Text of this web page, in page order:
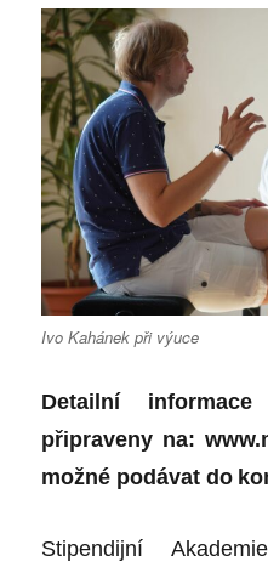
Ivo Kahánek při výuce
Detailní
připraveny na:
možné podávat do
Stipendijní